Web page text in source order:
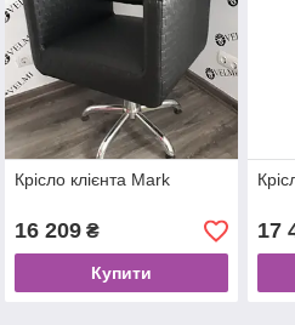
Крісло клієнта Mark
16 209₴
Купити
17